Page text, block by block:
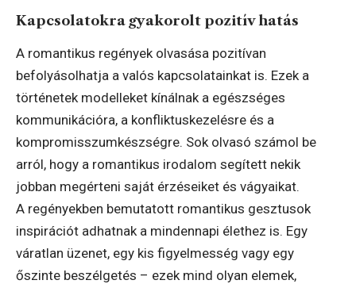
Kapcsolatokra gyakorolt pozitív hatás
A romantikus regények olvasása pozitívan
befolyásolhatja a valós kapcsolatainkat is. Ezek a
történetek modelleket kínálnak a egészséges
kommunikációra, a konfliktuskezelésre és a
kompromisszumkészségre. Sok olvasó számol be
arról, hogy a romantikus irodalom segített nekik
jobban megérteni saját érzéseiket és vágyaikat.
A regényekben bemutatott romantikus gesztusok
inspirációt adhatnak a mindennapi élethez is. Egy
váratlan üzenet, egy kis figyelmesség vagy egy
őszinte beszélgetés – ezek mind olyan elemek,